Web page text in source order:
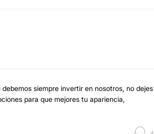
siempre invertir en nosotros, no dejes
para que mejores tu apariencia,